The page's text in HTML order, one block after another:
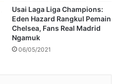
Usai Laga Liga Champions:
Eden Hazard Rangkul Pemain
Chelsea, Fans Real Madrid
Ngamuk
06/05/2021